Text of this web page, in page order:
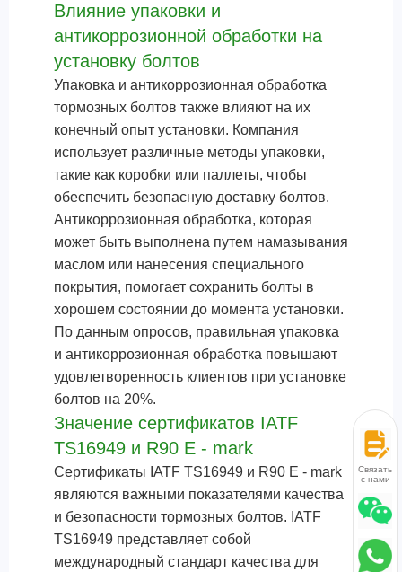
Влияние упаковки и
антикоррозионной обработки на
установку болтов
Упаковка и антикоррозионная обработка
тормозных болтов также влияют на их
конечный опыт установки. Компания
использует различные методы упаковки,
такие как коробки или паллеты, чтобы
обеспечить безопасную доставку болтов.
Антикоррозионная обработка, которая
может быть выполнена путем намазывания
маслом или нанесения специального
покрытия, помогает сохранить болты в
хорошем состоянии до момента установки.
По данным опросов, правильная упаковка
и антикоррозионная обработка повышают
удовлетворенность клиентов при установке
болтов на 20%.
Значение сертификатов IATF
TS16949 и R90 E - mark
Сертификаты IATF TS16949 и R90 E - mark
являются важными показателями качества
и безопасности тормозных болтов. IATF
TS16949 представляет собой
международный стандарт качества для
Связаться
с нами